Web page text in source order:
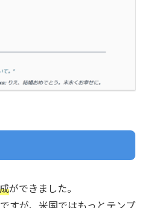
ができました。
すが、米国ではもっとテンプ